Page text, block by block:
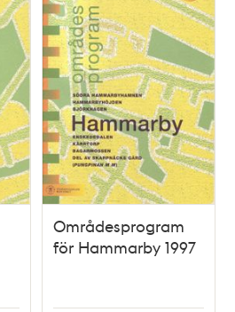
Områdesprogram
för Hammarby 1997